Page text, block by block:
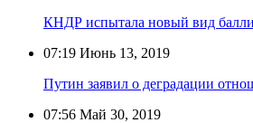
КНДР испытала новый вид
07:19 Июнь 13, 2019
Путин заявил о деградации
07:56 Май 30, 2019